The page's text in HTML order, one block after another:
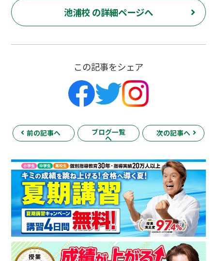
池浦校 の詳細ページへ
この記事をシェア
前の記事へ ブログ一覧
へ
次の記事へ